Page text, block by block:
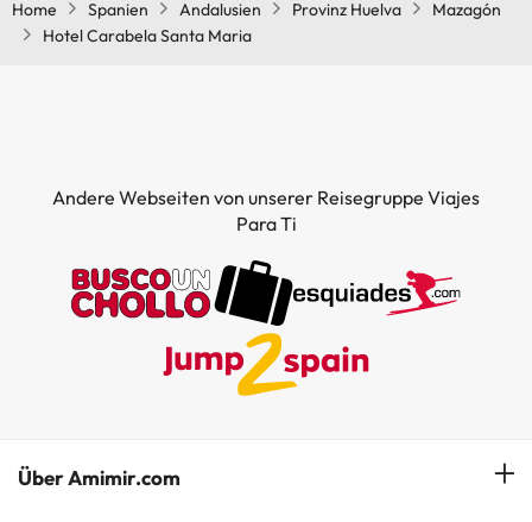
Home Spanien Andalusien Provinz Huelva
Mazagón
Hotel Carabela Santa Maria
Andere Webseiten von unserer Reisegruppe Viajes
Para Ti
Über Amimir.com